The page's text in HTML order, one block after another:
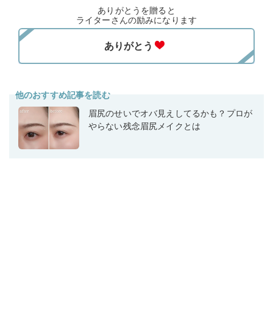
ありがとうを贈ると
ライターさんの励みになります
他のおすすめ記事を読む
眉尻のせいでオバ見えしてるかも？プロが
やらない残念眉尻メイクとは